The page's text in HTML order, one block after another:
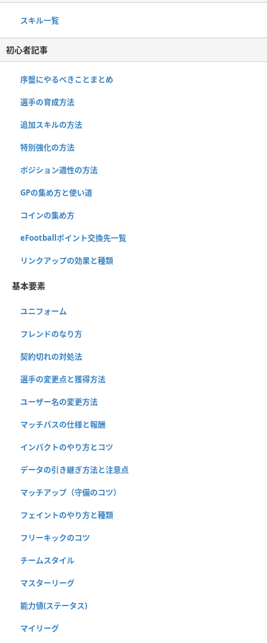
スキル一覧
初心者記事
序盤にやるべきことまとめ
選手の育成方法
追加スキルの方法
特別強化の方法
ポジション適性の方法
GPの集め方と使い道
コインの集め方
eFootballポイント交換先一覧
リンクアップの効果と種類
基本要素
ユニフォーム
フレンドのなり方
契約切れの対処法
選手の変更点と獲得方法
ユーザー名の変更方法
マッチパスの仕様と報酬
インパクトのやり方とコツ
データの引き継ぎ方法と注意点
マッチアップ（守備のコツ）
フェイントのやり方と種類
フリーキックのコツ
チームスタイル
マスターリーグ
能力値(ステータス)
マイリーグ